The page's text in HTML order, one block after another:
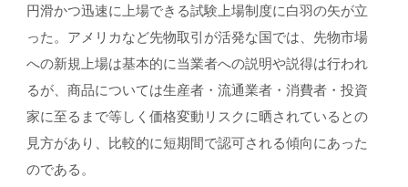
円滑かつ迅速に上場できる試験上場制度に白羽の矢が立
った。アメリカなど先物取引が活発な国では、先物市場
への新規上場は基本的に当業者への説明や説得は行われ
るが、商品については生産者・流通業者・消費者・投資
家に至るまで等しく価格変動リスクに晒されているとの
見方があり、比較的に短期間で認可される傾向にあった
のである。